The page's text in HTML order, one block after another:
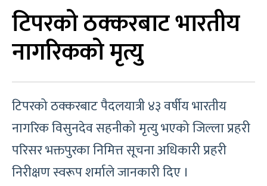
टिपरको ठक्करबाट भारतीय
नागरिकको मृत्यु
टिपरको ठक्करबाट पैदलयात्री ४३ वर्षीय भारतीय
नागरिक विसुनदेव सहनीको मृत्यु भएको जिल्ला प्रहरी
परिसर भक्तपुरका निमित्त सूचना अधिकारी प्रहरी
निरीक्षण स्वरूप शर्माले जानकारी दिए ।